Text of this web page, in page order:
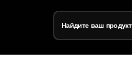
Найдите ваш продукт